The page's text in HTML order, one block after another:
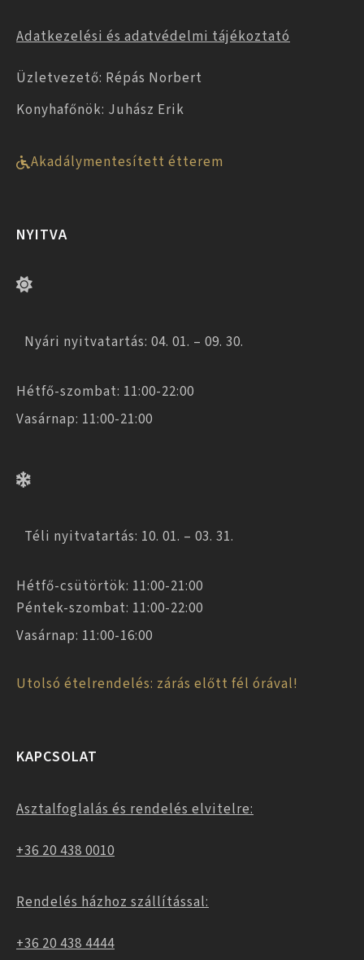
Adatkezelési és adatvédelmi tájékoztató
Üzletvezető: Répás Norbert
Konyhafőnök: Juhász Erik
Akadálymentesített étterem
NYITVA
Nyári nyitvatartás: 04. 01. – 09. 30.
Hétfő-szombat: 11:00-22:00
Vasárnap: 11:00-21:00
Téli nyitvatartás: 10. 01. – 03. 31.
Hétfő-csütörtök: 11:00-21:00
Péntek-szombat: 11:00-22:00
Vasárnap: 11:00-16:00
Utolsó ételrendelés: zárás előtt fél órával!
KAPCSOLAT
Asztalfoglalás és rendelés elvitelre:
+36 20 438 0010
Rendelés házhoz szállítással:
+36 20 438 4444